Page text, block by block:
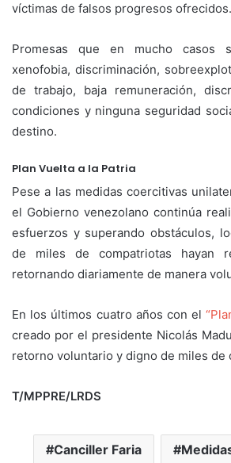
víctimas de falsos progresos ofrecidos.
Promesas que en mucho casos
xenofobia, discriminación,
de trabajo, baja remuneración,
condiciones y ninguna seguridad
destino.
Plan Vuelta a la Patria
Pese a las medidas coercitivas
el Gobierno venezolano continúa
esfuerzos y superando obstáculos,
de miles de compatriotas hayan
retornando diariamente de manera
En los últimos cuatro años con el
creado por el presidente Nicolás
retorno voluntario y digno de miles de
T/MPPRE/LRDS
Canciller Faria